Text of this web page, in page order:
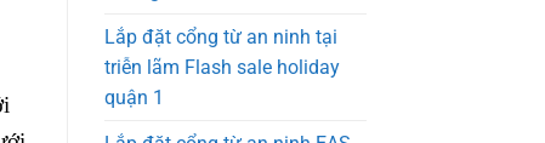
Lắp đặt cổng từ an ninh tại
triễn lãm Flash sale holiday
quận 1